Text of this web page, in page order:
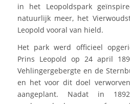
in het Leopoldspark
natuurlijk meer, het
Leopold vooral van hield.
Het park werd officieel
Prins Leopold op 24 april
Vehlingergebergte en de
en het voor dit doel
aangeplant. Nadat in